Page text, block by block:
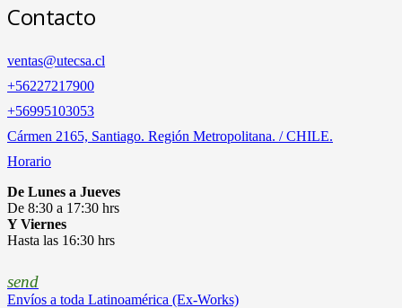
Contacto
ventas@utecsa.cl
+56227217900
‎+56995103053
Cármen 2165, Santiago. Región Metropolitana. / CHILE.
Horario
De Lunes a Jueves
De 8:30 a 17:30 hrs
Y Viernes
Hasta las 16:30 hrs
send
Envíos a toda Latinoamérica (Ex-Works)